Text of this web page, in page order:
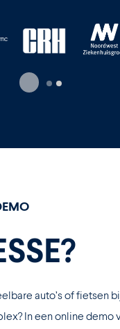
auto’s of fietsen
In een online demo